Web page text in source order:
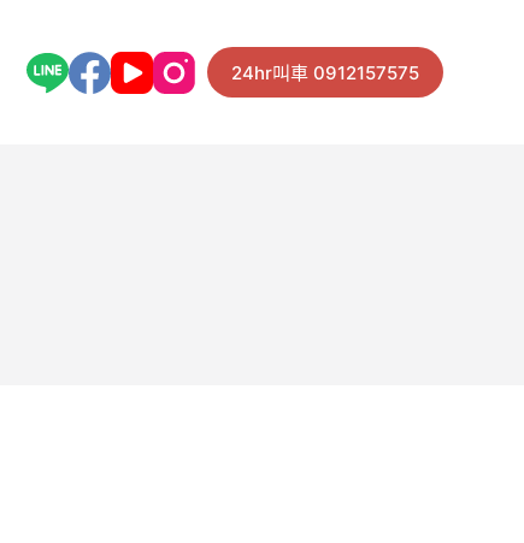
24hr叫車 0912157575